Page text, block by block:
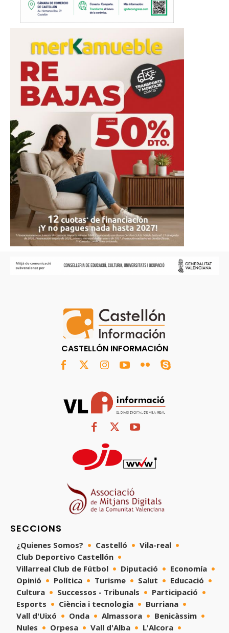
CASTELLÓN INFORMACIÓN
SECCIONS
¿Quienes Somos? Castelló
Vila-real
Club Deportivo Castellón
Villarreal Club de Fútbol
Diputació
Economía
Opinió
Política Turisme Salut
Educació
Cultura
Successos - Tribunals
Participació
Esports
Ciència i tecnologia
Burriana
Vall d'Uixó
Onda Almassora
Benicàssim
Nules
Orpesa Vall d'Alba
L'Alcora